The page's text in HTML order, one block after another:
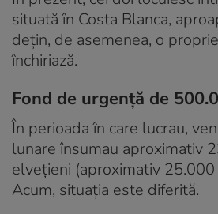
situată în Costa Blanca,
dețin, de asemenea, o
închiriază.
Fond de urgență de
În perioada în care lucrau,
lunare însumau aproximativ
elvețieni (aproximativ 25.000
Acum, situația este diferită.